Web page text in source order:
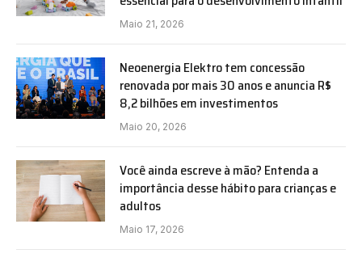
Maio 21, 2026
Neoenergia Elektro tem concessão
renovada por mais 30 anos e anuncia R$
8,2 bilhões em investimentos
Maio 20, 2026
Você ainda escreve à mão? Entenda a
importância desse hábito para crianças e
adultos
Maio 17, 2026